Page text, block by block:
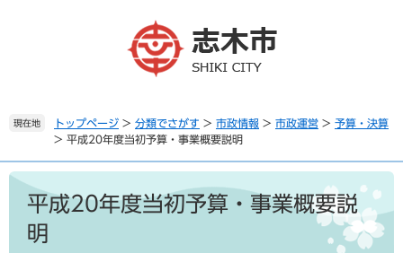
。
て
本
現在地 トップページ > 分類でさがす > 市政情報 > 市政運営 > 予算・決算
> 平成20年度当初予算・事業概要説明
本
平成20年度当初予算・事業概要説
明